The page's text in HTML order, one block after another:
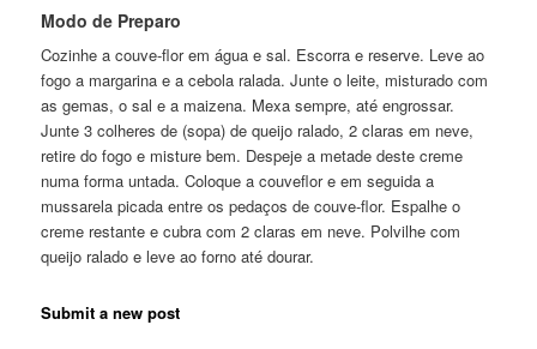
Modo de Preparo
Cozinhe a couve-flor em água e sal. Escorra e reserve. Leve ao
fogo a margarina e a cebola ralada. Junte o leite, misturado com
as gemas, o sal e a maizena. Mexa sempre, até engrossar.
Junte 3 colheres de (sopa) de queijo ralado, 2 claras em neve,
retire do fogo e misture bem. Despeje a metade deste creme
numa forma untada. Coloque a couveflor e em seguida a
mussarela picada entre os pedaços de couve-flor. Espalhe o
creme restante e cubra com 2 claras em neve. Polvilhe com
queijo ralado e leve ao forno até dourar.
Submit a new post